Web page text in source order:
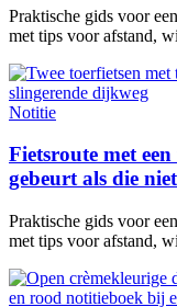
Praktische gids voor
met tips voor afstand,
Notitie
Fietsroute met
gebeurt als die
Praktische gids voor
met tips voor afstand,